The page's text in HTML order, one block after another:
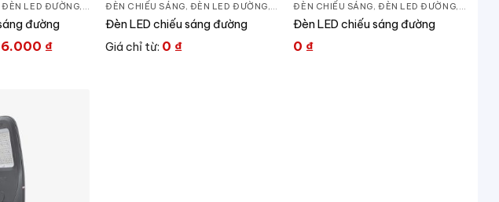
ĐÈN LED ĐƯỜNG, THIẾT BỊ CHIẾU SÁNG
đường
₫
ĐÈN CHIẾU SÁNG, ĐÈN LED ĐƯỜNG, THIẾT BỊ CHIẾU SÁNG
Đèn LED chiếu sáng đường
Giá chỉ từ: 0 ₫
ĐÈN CHIẾU SÁNG,ĐÈN LED ĐƯỜNG, THIẾT
Đèn LED chiếu sáng đường
0 ₫